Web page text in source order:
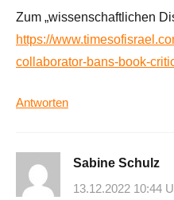
Zum „wissenschaftlichen
https://
collaborator-bans-book-
Antworten
Sabine Schulz
13.12.2022 10:44